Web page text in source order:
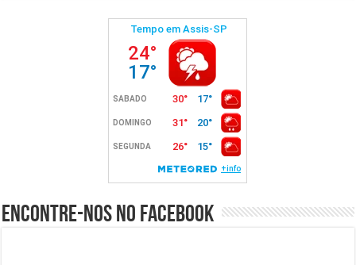
Encontre-nos no Facebook